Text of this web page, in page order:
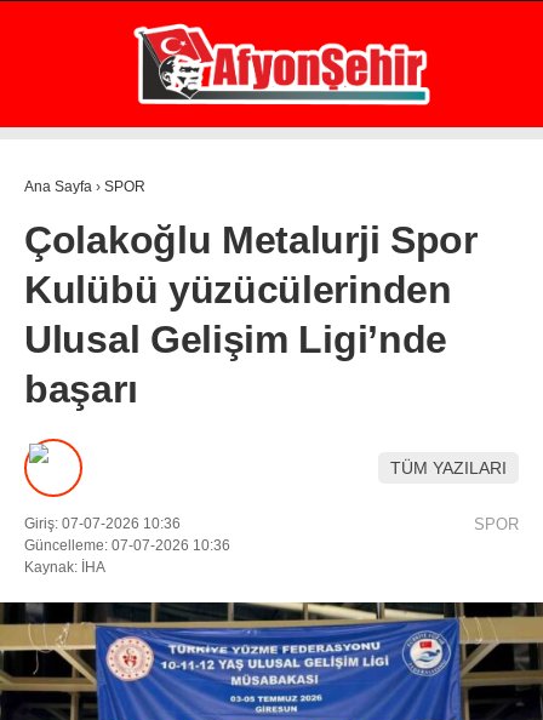
Facebook
20.1 °
AFYON
GÜNDEM
EKONOMİ
ASAYİŞ
POLİTİKA
SPOR
SAĞLIK
EĞİTİM
İLÇE
ÇEVRE
RESMI İLANLAR
Ana Sayfa › SPOR
Çolakoğlu Metalurji Spor
Kulübü yüzücülerinden
Ulusal Gelişim Ligi’nde
başarı
TÜM YAZILARI
Giriş: 07-07-2026 10:36
Güncelleme: 07-07-2026 10:36
Kaynak: İHA
SPOR